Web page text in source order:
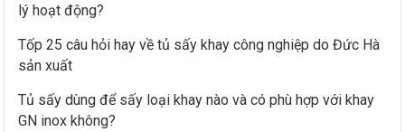
o
:
lý hoạt động?
Tốp 25 câu hỏi hay về tủ sấy khay công nghiệp do Đức Hà
sản xuất
Tủ sấy dùng để sấy loại khay nào và có phù hợp với khay
GN inox không?